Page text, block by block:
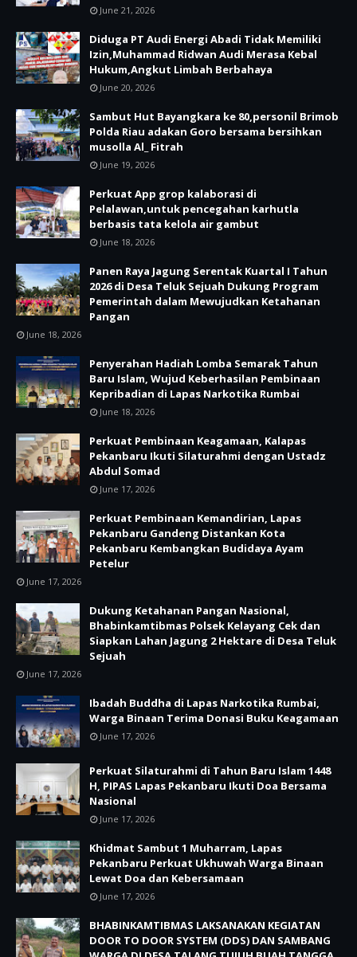
June 21, 2026
Diduga PT Audi Energi Abadi Tidak Memiliki
Izin,Muhammad Ridwan Audi Merasa Kebal
Hukum,Angkut Limbah Berbahaya
June 20, 2026
Sambut Hut Bayangkara ke 80,personil Brimob
Polda Riau adakan Goro bersama bersihkan
musolla Al_ Fitrah
June 19, 2026
Perkuat App grop kalaborasi di
Pelalawan,untuk pencegahan karhutla
berbasis tata kelola air gambut
June 18, 2026
Panen Raya Jagung Serentak Kuartal I Tahun
2026 di Desa Teluk Sejuah Dukung Program
Pemerintah dalam Mewujudkan Ketahanan
Pangan
June 18, 2026
Penyerahan Hadiah Lomba Semarak Tahun
Baru Islam, Wujud Keberhasilan Pembinaan
Kepribadian di Lapas Narkotika Rumbai
June 18, 2026
Perkuat Pembinaan Keagamaan, Kalapas
Pekanbaru Ikuti Silaturahmi dengan Ustadz
Abdul Somad
June 17, 2026
Perkuat Pembinaan Kemandirian, Lapas
Pekanbaru Gandeng Distankan Kota
Pekanbaru Kembangkan Budidaya Ayam
Petelur
June 17, 2026
Dukung Ketahanan Pangan Nasional,
Bhabinkamtibmas Polsek Kelayang Cek dan
Siapkan Lahan Jagung 2 Hektare di Desa Teluk
Sejuah
June 17, 2026
Ibadah Buddha di Lapas Narkotika Rumbai,
Warga Binaan Terima Donasi Buku Keagamaan
June 17, 2026
Perkuat Silaturahmi di Tahun Baru Islam 1448
H, PIPAS Lapas Pekanbaru Ikuti Doa Bersama
Nasional
June 17, 2026
Khidmat Sambut 1 Muharram, Lapas
Pekanbaru Perkuat Ukhuwah Warga Binaan
Lewat Doa dan Kebersamaan
June 17, 2026
BHABINKAMTIBMAS LAKSANAKAN KEGIATAN
DOOR TO DOOR SYSTEM (DDS) DAN SAMBANG